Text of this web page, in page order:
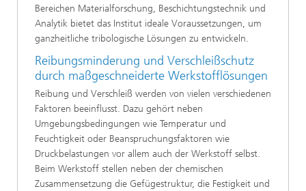
Bereichen Materialforschung, Beschichtungstechnik und
Analytik bietet das Institut ideale Voraussetzungen, um
ganzheitliche tribologische Lösungen zu entwickeln.
Reibungsminderung und Verschleißschutz
durch maßgeschneiderte Werkstofflösungen
Reibung und Verschleiß werden von vielen verschiedenen
Faktoren beeinflusst. Dazu gehört neben
Umgebungsbedingungen wie Temperatur und
Feuchtigkeit oder Beanspruchungsfaktoren wie
Druckbelastungen vor allem auch der Werkstoff selbst.
Beim Werkstoff stellen neben der chemischen
Zusammensetzung die Gefügestruktur, die Festigkeit und